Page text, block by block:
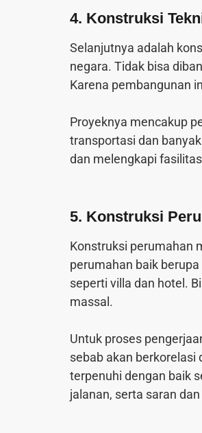
4. Konstruksi
Selanjutnya adalah
negara. Tidak bisa
Karena pembangunan
Proyeknya mencakup
transportasi dan
dan melengkapi
5. Konstruksi
Konstruksi perumahan
perumahan baik
seperti villa dan hotel.
massal.
Untuk proses
sebab akan berkorelasi
terpenuhi dengan baik
jalanan, serta saran